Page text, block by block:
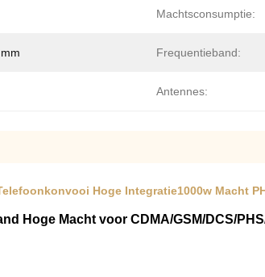
Machtsconsumptie:
Frequentieband:
Antennes:
Hoge Integratie1000w Macht
Hoge Macht voor CDMA/GSM/DCS/PHS/